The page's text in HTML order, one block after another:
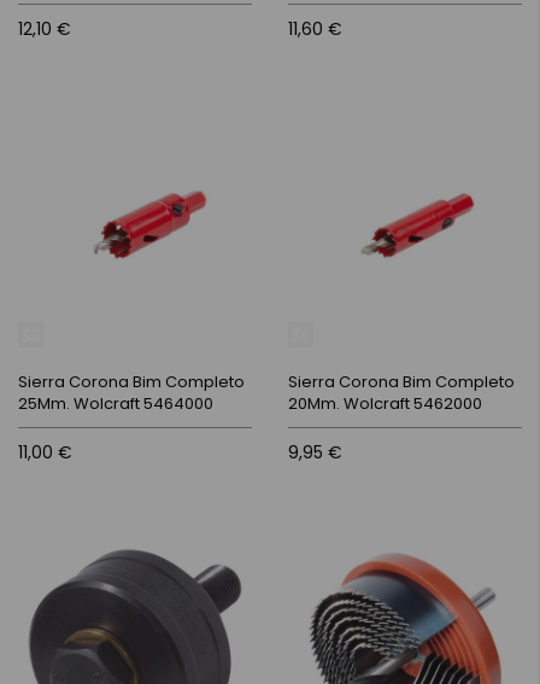
12,10 € 11,60 €
Sierra Corona Bim Completo
25Mm. Wolcraft 5464000
11,00 €
Sierra Corona Bim Completo
20Mm. Wolcraft 5462000
9,95 €